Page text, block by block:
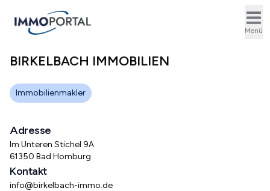
Menü
BIRKELBACH IMMOBILIEN
Immobilienmakler
Adresse
Im Unteren Stichel 9A
61350 Bad Homburg
Kontakt
info@birkelbach-immo.de